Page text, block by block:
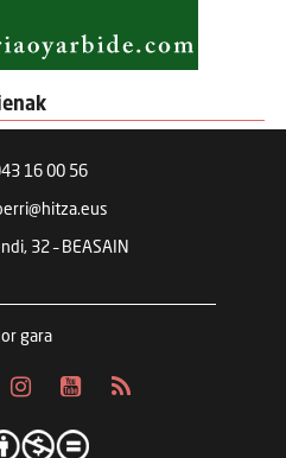
16 00 56
32 – BEASAIN
gara